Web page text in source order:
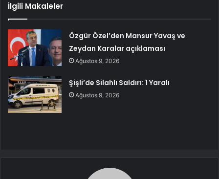
İlgili Makaleler
Özgür Özel’den Mansur Yavaş ve
Zeydan Karalar açıklaması
Ağustos 9, 2026
Şişli’de Silahlı Saldırı: 1 Yaralı
Ağustos 9, 2026